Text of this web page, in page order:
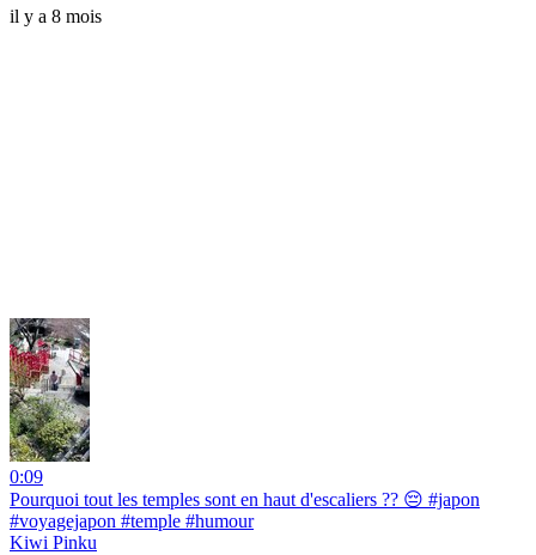
il y a 8 mois
0:09
Pourquoi tout les temples sont en haut d'escaliers ?? 😔 #japon
#voyagejapon #temple #humour
Kiwi Pinku